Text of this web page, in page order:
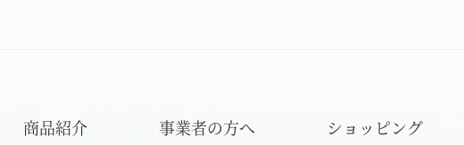
商品紹介 事業者の方へ ショッピング